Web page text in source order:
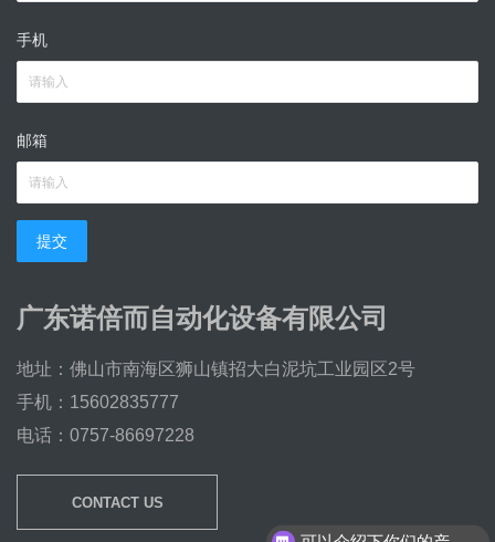
手机
邮箱
提交
广东诺倍而自动化设备有限公司
地址：佛山市南海区狮山镇招大白泥坑工业园区2号
手机：15602835777
电话：0757-86697228
CONTACT US